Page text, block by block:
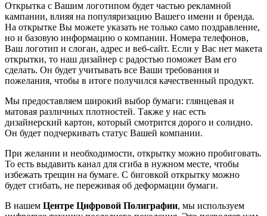
Открытка с Вашим логотипом будет частью рекламной
кампании, влияя на популяризацию Вашего имени и бренда.
На открытке Вы можете указать не только само поздравление,
но и базовую информацию о компании. Номера телефонов,
Ваш логотип и слоган, адрес и веб-сайт. Если у Вас нет макета
открытки, то наш дизайнер с радостью поможет Вам его
сделать. Он будет учитывать все Ваши требования и
пожелания, чтобы в итоге получился качественный продукт.
Мы предоставляем широкий выбор бумаги: глянцевая и
матовая различных плотностей. Также у нас есть
дизайнерский картон, который смотрится дорого и солидно.
Он будет подчеркивать статус Вашей компании.
При желании и необходимости, открытку можно пробиговать.
То есть выдавить канал для сгиба в нужном месте, чтобы
избежать трещин на бумаге. С биговкой открытку можно
будет сгибать, не переживая об деформации бумаги.
В нашем Центре Цифровой Полиграфии, мы используем